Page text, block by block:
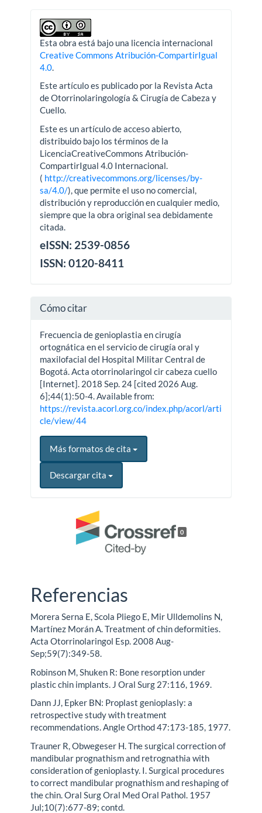
Esta obra está bajo una licencia internacional
Creative Commons Atribución-CompartirIgual
4.0.
Este artículo es publicado por la Revista Acta
de Otorrinolaringología & Cirugía de Cabeza y
Cuello.
Este es un artículo de acceso abierto,
distribuido bajo los términos de la
LicenciaCreativeCommons Atribución-
CompartirIgual 4.0 Internacional.
( http://creativecommons.org/licenses/by-
sa/4.0/), que permite el uso no comercial,
distribución y reproducción en cualquier medio,
siempre que la obra original sea debidamente
citada.
eISSN: 2539-0856
ISSN: 0120-8411
Cómo citar
Frecuencia de genioplastia en cirugía
ortognática en el servicio de cirugía oral y
maxilofacial del Hospital Militar Central de
Bogotá. Acta otorrinolaringol cir cabeza cuello
[Internet]. 2018 Sep. 24 [cited 2026 Aug.
6];44(1):50-4. Available from:
https://revista.acorl.org.co/index.php/acorl/arti
cle/view/44
Más formatos de cita
Descargar cita
0
Referencias
Morera Serna E, Scola Pliego E, Mir Ulldemolins N,
Martínez Morán A. Treatment of chin deformities.
Acta Otorrinolaringol Esp. 2008 Aug-
Sep;59(7):349-58.
Robinson M, Shuken R: Bone resorption under
plastic chin implants. J Oral Surg 27:116, 1969.
Dann JJ, Epker BN: Proplast genioplasly: a
retrospective study with treatment
recommendations. Angle Orthod 47:173-185, 1977.
Trauner R, Obwegeser H. The surgical correction of
mandibular prognathism and retrognathia with
consideration of genioplasty. I. Surgical procedures
to correct mandibular prognathism and reshaping of
the chin. Oral Surg Oral Med Oral Pathol. 1957
Jul;10(7):677-89; contd.